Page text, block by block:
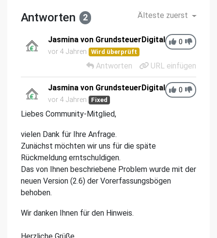
Antworten 2 Älteste zuerst
0
Jasmina von GrundsteuerDigital
vor 4 Jahren Wird überprüft
Antworten URL einfügen
0
Jasmina von GrundsteuerDigital
vor 4 Jahren Fixed
Liebes Community-Mitglied,
vielen Dank für Ihre Anfrage.
Zunächst möchten wir uns für die späte
Rückmeldung erntschuldigen.
Das von Ihnen beschriebene Problem wurde mit der
neuen Version (2.6) der Vorerfassungsbögen
behoben.
Wir danken Ihnen für den Hinweis.